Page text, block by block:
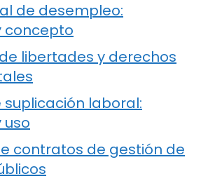
de desempleo:
concepto
libertades y derechos
suplicación laboral:
uso
contratos de gestión de